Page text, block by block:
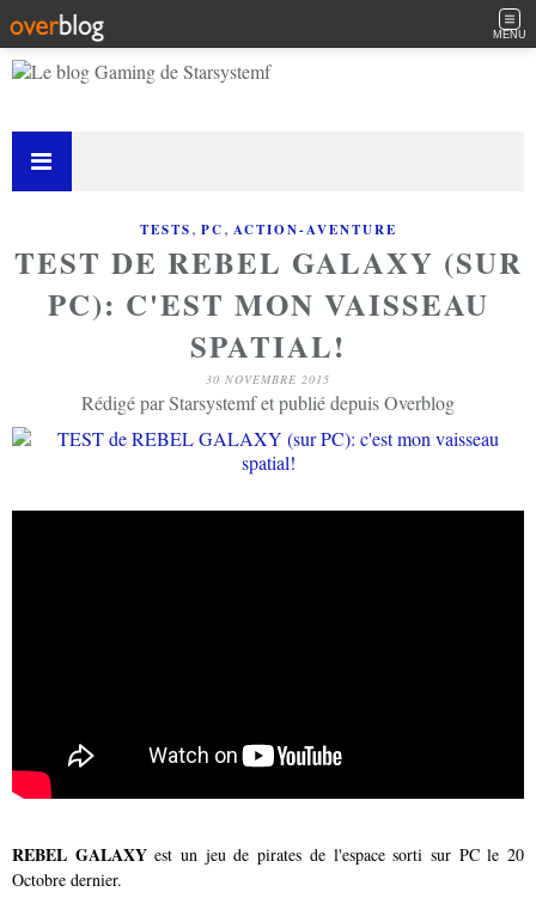
MENU
TESTS, PC, ACTION-AVENTURE
TEST DE REBEL GALAXY (SUR
PC): C'EST MON VAISSEAU
SPATIAL!
30 NOVEMBRE 2015
Rédigé par Starsystemf et publié depuis Overblog
REBEL GALAXYest un jeu de pirates de l'espace sorti sur PC le 20
Octobre dernier.